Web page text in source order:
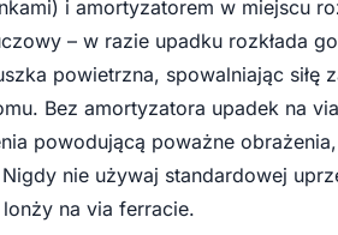
i amortyzatorem w miejscu
– w razie upadku rozkłada
powietrzna, spowalniając siłę
Bez amortyzatora upadek na
powodującą poważne
nie używaj standardowej
na via ferracie.